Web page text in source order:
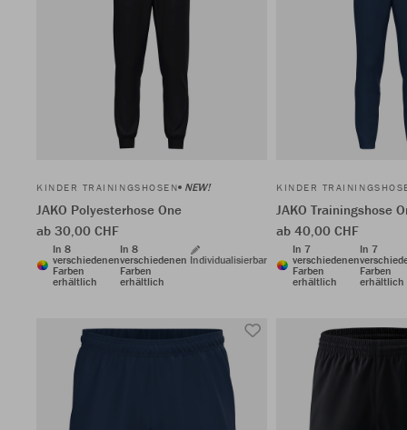
KINDER TRAININGSHOSEN NEW!
JAKO Polyesterhose One
ab 30,00 CHF
In 8
verschiedenen
Farben
erhältlich
In 8
verschiedenen
Farben
erhältlich
Individualisierbar
KINDER
JAKO Trainingshose
ab 40,00 CHF
In 7
verschiedenen
Farben
erhältlich
In 7
Farben
erhältlich